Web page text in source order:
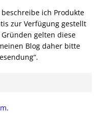
ich Produkte
zur Verfügung gestellt
gelten diese
Blog daher bitte
.